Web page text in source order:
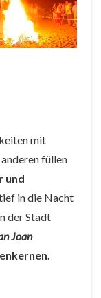
mit
füllen
und
in die Nacht
der Stadt
Joan